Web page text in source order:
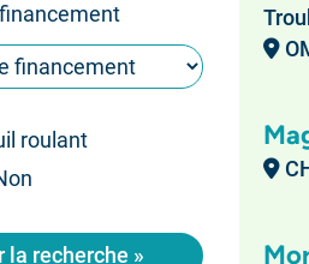
roulant
la recherche »